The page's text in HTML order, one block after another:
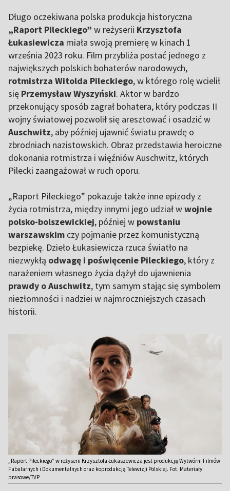
Długo oczekiwana polska produkcja historyczna
„Raport Pileckiego” w reżyserii Krzysztofa
Łukasiewicza miała swoją premierę w kinach 1
września 2023 roku. Film przybliża postać jednego z
największych polskich bohaterów narodowych,
rotmistrza Witolda Pileckiego, w którego rolę wcielił
się Przemysław Wyszyński. Aktor w bardzo
przekonujący sposób zagrał bohatera, który podczas II
wojny światowej pozwolił się aresztować i osadzić w
Auschwitz, aby później ujawnić światu prawdę o
zbrodniach nazistowskich. Obraz przedstawia heroiczne
dokonania rotmistrza i więźniów Auschwitz, których
Pilecki zaangażował w ruch oporu.
„Raport Pileckiego” pokazuje także inne epizody z
życia rotmistrza, między innymi jego udział wwojnie
polsko-bolszewickiej, później w powstaniu
warszawskim czy pojmanie przez komunistyczną
bezpiekę. Dzieło Łukasiewicza rzuca światło na
niezwykłą odwagę i poświęcenie Pileckiego, który z
narażeniem własnego życia dążył do ujawnienia
prawdy o Auschwitz, tym samym stając się symbolem
niezłomności i nadziei w najmroczniejszych czasach
historii.
„Raport Pileckiego” w reżyserii Krzysztofa Łukaszewicza jest produkcją Wytwórni Filmów
Fabularnych i Dokumentalnych oraz koprodukcją Telewizji Polskiej. Fot. Materiały
prasowe/TVP